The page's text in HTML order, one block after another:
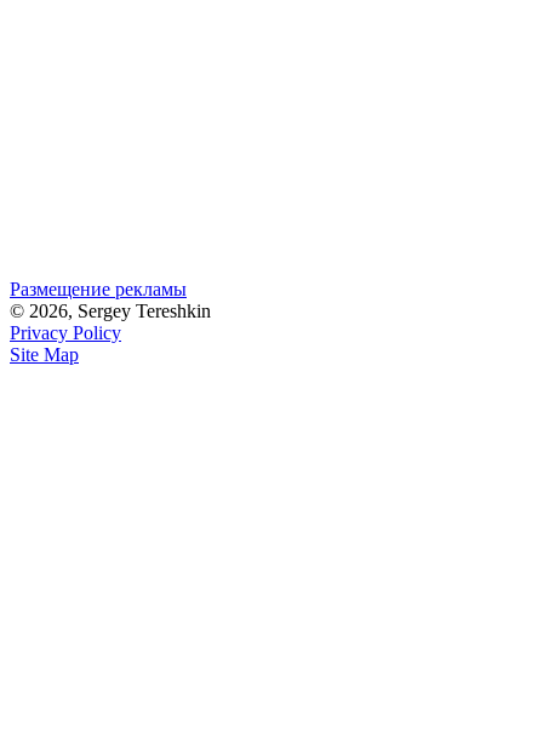
Размещение рекламы
© 2026, Sergey Tereshkin
Privacy Policy
Site Map